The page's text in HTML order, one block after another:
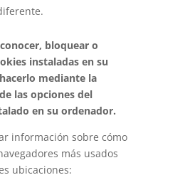
bloquear o
instaladas en su
mediante la
las opciones del
en su ordenador.
información sobre cómo
más usados
ubicaciones: